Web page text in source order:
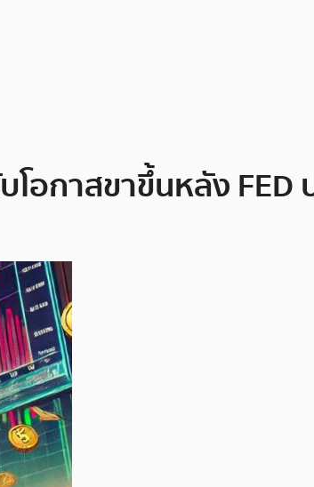
อกาสขาขึ้นหลัง FED